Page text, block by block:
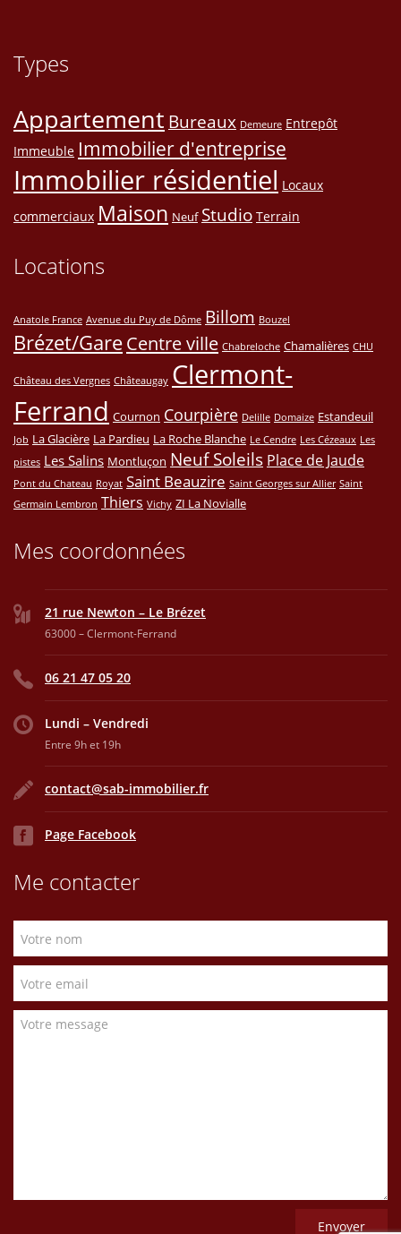
Types
Appartement Bureaux Demeure Entrepôt
Immeuble Immobilier d'entreprise
Immobilier résidentiel Locaux
commerciaux Maison Neuf Studio Terrain
Locations
Anatole France Avenue du Puy de Dôme Billom Bouzel
Brézet/GareCentre ville Chabreloche Chamalières CHU
Château des Vergnes Châteaugay Clermont-
Ferrand Cournon Courpière Delille Domaize Estandeuil
Job La Glacière La Pardieu La Roche Blanche Le Cendre Les Cézeaux Les
pistes Les Salins Montluçon Neuf Soleils Place de Jaude
Pont du Chateau Royat Saint Beauzire Saint Georges sur Allier Saint
Germain Lembron Thiers Vichy ZI La Novialle
Mes coordonnées
21 rue Newton – Le Brézet
63000 – Clermont-Ferrand
06 21 47 05 20
Lundi – Vendredi
Entre 9h et 19h
contact@sab-immobilier.fr
Page Facebook
Me contacter